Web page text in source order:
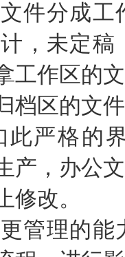
件分成
，未定
工作区的
档区的文
此严格的
产，办公
修改。
管理的